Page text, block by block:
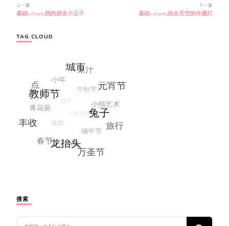
博
文
航
上一篇
基础s2l9w83我的朋友小王子
下一篇
基础s2l9w84挂在天空的许愿灯
TAG CLOUD
搜索